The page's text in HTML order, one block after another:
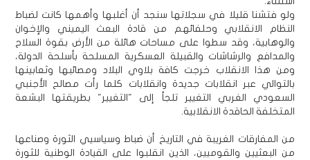
ولو فتشنا قليلا في سجلاتها سنجد أن أغلبها وأهمها كانت لضباط
النظام الانقلابي وحلفائهم من قادة البعث اليميني والإخوان
والوهابية، وقد سطوا على مساحات هائلة من الأرض بقوة السلاح
والمدافع والرشاشات والقبيلة العسكرية المسلحة بأسلحة الدولة،
ومن هذا الانقلاب خرجت كافة بلاوي البلاد ومصائبها وثعابينها
بالتوالي عبر انقلابات جديدة وانقلابات كلما رأت مصالح الأجنبي
السعودي الغربي التغيير تلجأ إلى "التغيير" بطريقتها البشعة
المتخلفة الحاقدة الانقلابية.
من المفارقات الغريبة في التاريخ أن ضباط وسياسيي الثورة وصناعها
من البعثيين والقوميين، الذين انقلبوا على القيادة الوطنية للثورة